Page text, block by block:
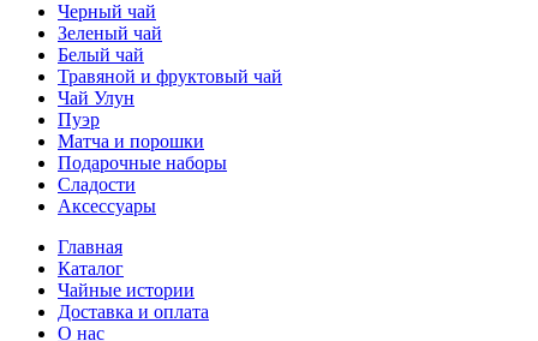
Черный чай
Зеленый чай
Белый чай
Травяной и фруктовый чай
Чай Улун
Пуэр
Матча и порошки
Подарочные наборы
Сладости
Аксессуары
Главная
Каталог
Чайные истории
Доставка и оплата
О нас